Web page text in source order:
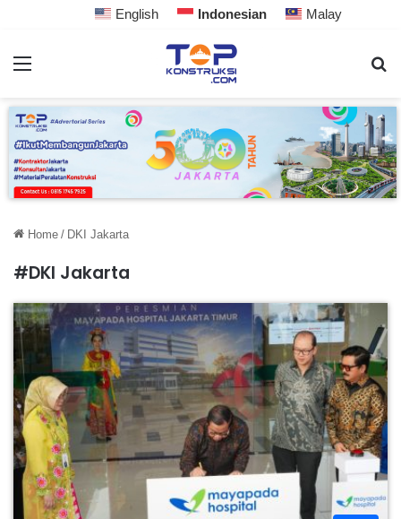
English Indonesian Malay
Home / DKI Jakarta
#DKI Jakarta